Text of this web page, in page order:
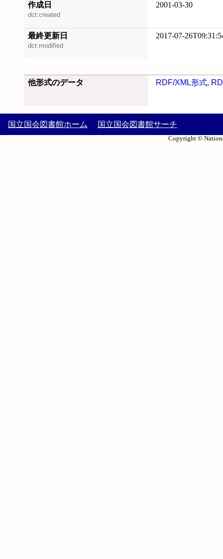
作成日
dct:created
2001-03-30
最終更新日
dct:modified
2017-07-
他形式のデータ RDF/XML形式,
国立国会図書館ホーム 国立国会図書館サーチ
Copyright ©